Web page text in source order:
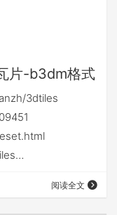
片-b3dm格式
3dtiles
阅读全文